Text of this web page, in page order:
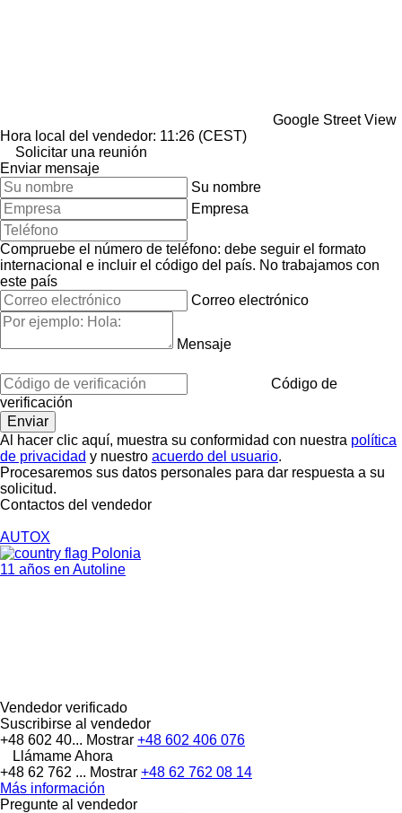
Google Street View
Hora local del vendedor: 11:26 (CEST)
Solicitar una reunión
Enviar mensaje
Su nombre
Empresa
Compruebe el número de teléfono: debe seguir el formato
internacional e incluir el código del país. No trabajamos con
este país
Correo electrónico
Mensaje
Código de
verificación
Al hacer clic aquí, muestra su conformidad con nuestra política
de privacidad y nuestro acuerdo del usuario.
Procesaremos sus datos personales para dar respuesta a su
solicitud.
Contactos del vendedor
AUTOX
Polonia
11 años en Autoline
Vendedor verificado
Suscribirse al vendedor
+48 602 40... Mostrar +48 602 406 076
Llámame Ahora
+48 62 762 ... Mostrar +48 62 762 08 14
Más información
Pregunte al vendedor